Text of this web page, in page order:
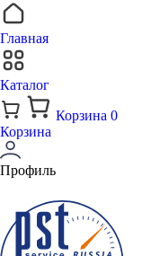
Главная
Каталог
Корзина 0
Корзина
Профиль